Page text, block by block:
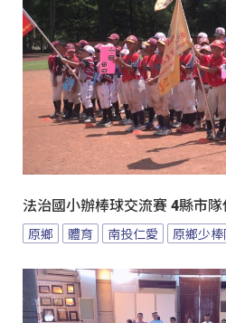
法治國小辦棒球交流賽 4縣市
原鄉 體育 南投仁愛 原鄉少棒